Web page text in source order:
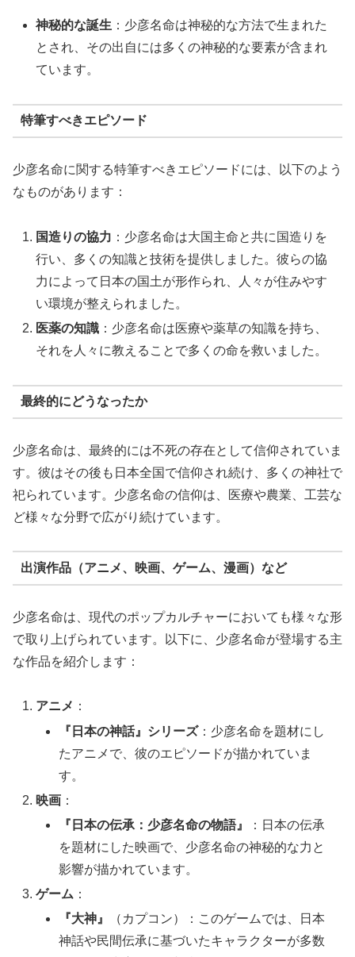
神秘的な誕生 ：少彦名命は神秘的な方法で生まれた
とされ、その出自には多くの神秘的な要素が含まれ
ています。
特筆すべきエピソード
少彦名命に関する特筆すべきエピソードには、以下のよう
なものがあります：
国造りの協力 ：少彦名命は大国主命と共に国造りを
行い、多くの知識と技術を提供しました。彼らの協
力によって日本の国土が形作られ、人々が住みやす
い環境が整えられました。
医薬の知識 ：少彦名命は医療や薬草の知識を持ち、
それを人々に教えることで多くの命を救いました。
最終的にどうなったか
少彦名命は、最終的には不死の存在として信仰されていま
す。彼はその後も日本全国で信仰され続け、多くの神社で
祀られています。少彦名命の信仰は、医療や農業、工芸な
ど様々な分野で広がり続けています。
出演作品（アニメ、映画、ゲーム、漫画）など
少彦名命は、現代のポップカルチャーにおいても様々な形
で取り上げられています。以下に、少彦名命が登場する主
な作品を紹介します：
アニメ ：
『日本の神話』シリーズ：少彦名命を題材にし
たアニメで、彼のエピソードが描かれていま
す。
映画 ：
『日本の伝承：少彦名命の物語』
：日本の伝承
を題材にした映画で、少彦名命の神秘的な力と
影響が描かれています。
ゲーム ：
『大神』
（カプコン）：このゲームでは、日本
神話や民間伝承に基づいたキャラクターが多数